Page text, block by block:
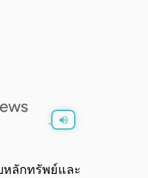
ลักทรัพย์และ